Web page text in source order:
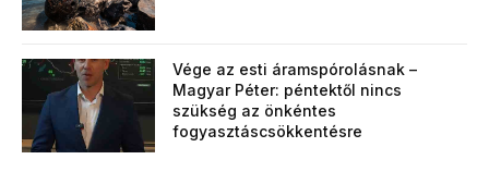
Vége az esti áramspórolásnak –
Magyar Péter: péntektől nincs
szükség az önkéntes
fogyasztáscsökkentésre